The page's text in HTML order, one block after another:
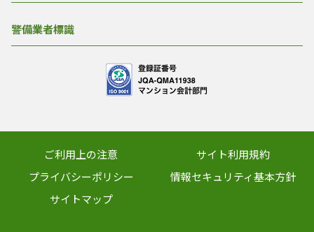
警備業者標識
ご利用上の注意
サイト利用規約
プライバシーポリシー
情報セキュリティ基本方針
サイトマップ